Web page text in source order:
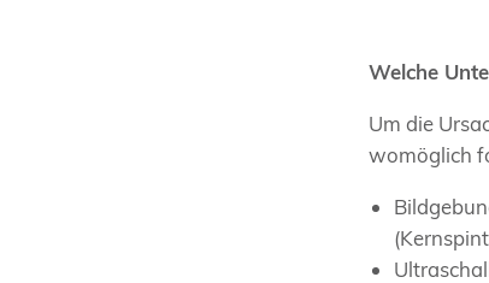
Welche
Um die
womöglich